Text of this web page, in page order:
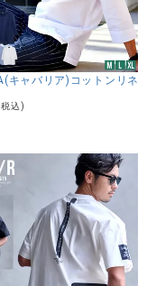
タッチクルーネック半袖T
キャバリア)コットンリネ
込)